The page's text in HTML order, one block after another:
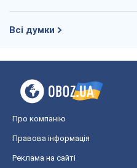
Всі думки
Про компанію
Правова інформація
Реклама на сайті